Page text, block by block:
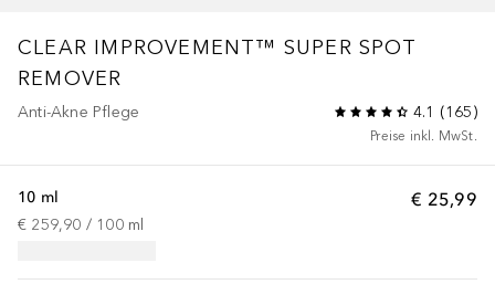
CLEAR IMPROVEMENT™ SUPER SPOT
REMOVER
Anti-Akne Pflege 4.1 (165)
Preise inkl. MwSt.
€ 25,99
10 ml
€ 259,90 / 100 ml